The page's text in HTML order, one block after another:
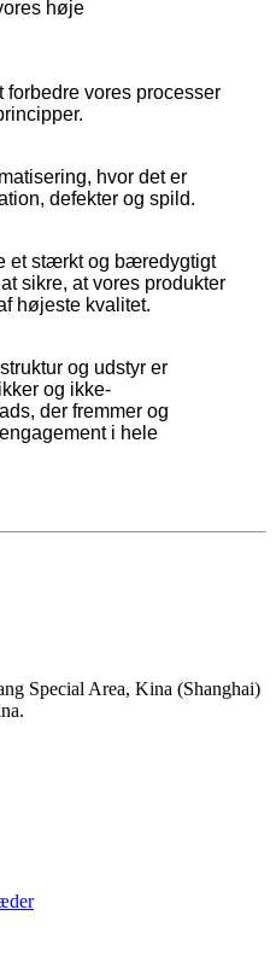
høje
vores processer
hvor det er
defekter og spild.
et stærkt og bæredygtigt
sikre, at vores produkter
højeste kvalitet.
og udstyr er
og ikke-
der fremmer og
i hele
Special Area, Kina (Shanghai)